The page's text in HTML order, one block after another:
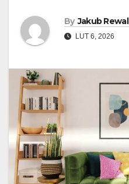
By Jakub Rewal
LUT 6, 2026